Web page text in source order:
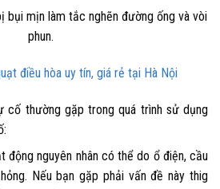
bụi mịn làm tắc nghẽn đường ống và vòi
phun.
điều hòa uy tín, giá rẻ tại Hà Nội
cố thường gặp trong quá trình sử dụng
động nguyên nhân có thể do ổ điện, cầu
Nếu bạn gặp phải vấn đề này thig